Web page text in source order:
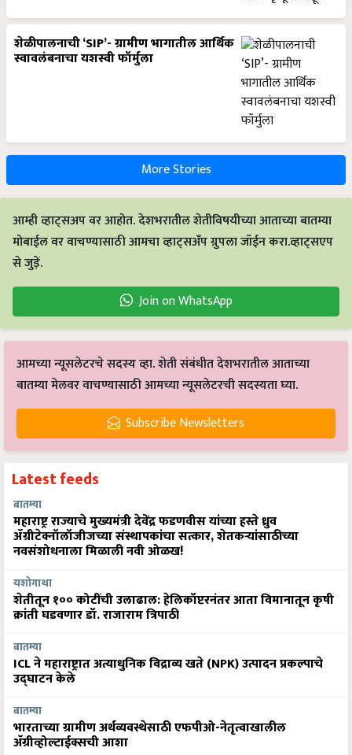
शेळीपालनाची ‘SIP’- ग्रामीण भागातील आर्थिक
स्वावलंबनाचा यशस्वी फॉर्मुला
More Stories
आम्ही व्हाट्सअप वर आहोत. देशभरातील शेतीविषयीच्या आताच्या बातम्या
मोबाईल वर वाचण्यासाठी आमचा व्हाट्सअँप ग्रुपला जॉईन करा.व्हाट्सएप
से जुड़ें.
Join on WhatsApp
आमच्या न्यूसलेटरचे सदस्य व्हा. शेती संबंधीत देशभरातील आताच्या
बातम्या मेलवर वाचण्यासाठी आमच्या न्यूसलेटरची सदस्यता घ्या.
Subscribe Newsletters
Latest feeds
बातम्या
महाराष्ट्र राज्याचे मुख्यमंत्री देवेंद्र फडणवीस यांच्या हस्ते ध्रुव
ॲग्रीटेक्नॉलॉजीजच्या संस्थापकांचा सत्कार, शेतकऱ्यांसाठीच्या
नवसंशोधनाला मिळाली नवी ओळख!
यशोगाथा
शेतीतून १०० कोटींची उलाढाल: हेलिकॉप्टरनंतर आता विमानातून कृषी
क्रांती घडवणार डॉ. राजाराम त्रिपाठी
बातम्या
ICL ने महाराष्ट्रात अत्याधुनिक विद्राव्य खते (NPK) उत्पादन प्रकल्पाचे
उद्घाटन केले
बातम्या
भारताच्या ग्रामीण अर्थव्यवस्थेसाठी एफपीओ-नेतृत्वाखालील
अ‍ॅग्रीव्होल्टाईक्सची आशा